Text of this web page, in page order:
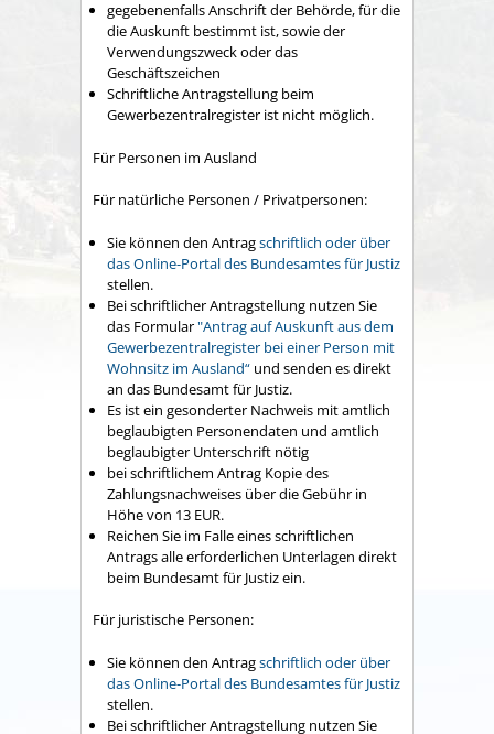
gegebenenfalls Anschrift der Behörde, für die
die Auskunft bestimmt ist, sowie der
Verwendungszweck oder das
Geschäftszeichen
Schriftliche Antragstellung beim
Gewerbezentralregister ist nicht möglich.
Für Personen im Ausland
Für natürliche Personen / Privatpersonen:
Sie können den Antragschriftlich oder über
das Online-Portal des Bundesamtes für Justiz
stellen.
Bei schriftlicher Antragstellung nutzen Sie
das Formular"Antrag auf Auskunft aus dem
Gewerbezentralregister bei einer Person mit
Wohnsitz im Ausland“ und senden es direkt
an das Bundesamt für Justiz.
Es ist ein gesonderter Nachweis mit amtlich
beglaubigten Personendaten und amtlich
beglaubigter Unterschrift nötig
bei schriftlichem Antrag Kopie des
Zahlungsnachweises über die Gebühr in
Höhe von 13 EUR.
Reichen Sie im Falle eines schriftlichen
Antrags alle erforderlichen Unterlagen direkt
beim Bundesamt für Justiz ein.
Für juristische Personen:
Sie können den Antragschriftlich oder über
das Online-Portal des Bundesamtes für Justiz
stellen.
Bei schriftlicher Antragstellung nutzen Sie